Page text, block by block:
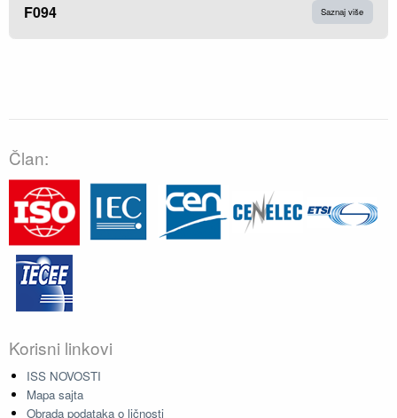
F094 Saznaj više
Član:
Korisni linkovi
ISS NOVOSTI
Mapa sajta
Obrada podataka o ličnosti